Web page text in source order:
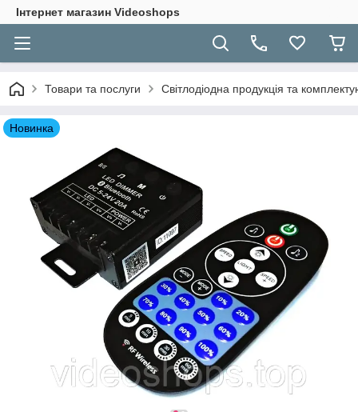
Інтернет магазин Videoshops
Товари та послуги Світлодіодна продукція та
Новинка